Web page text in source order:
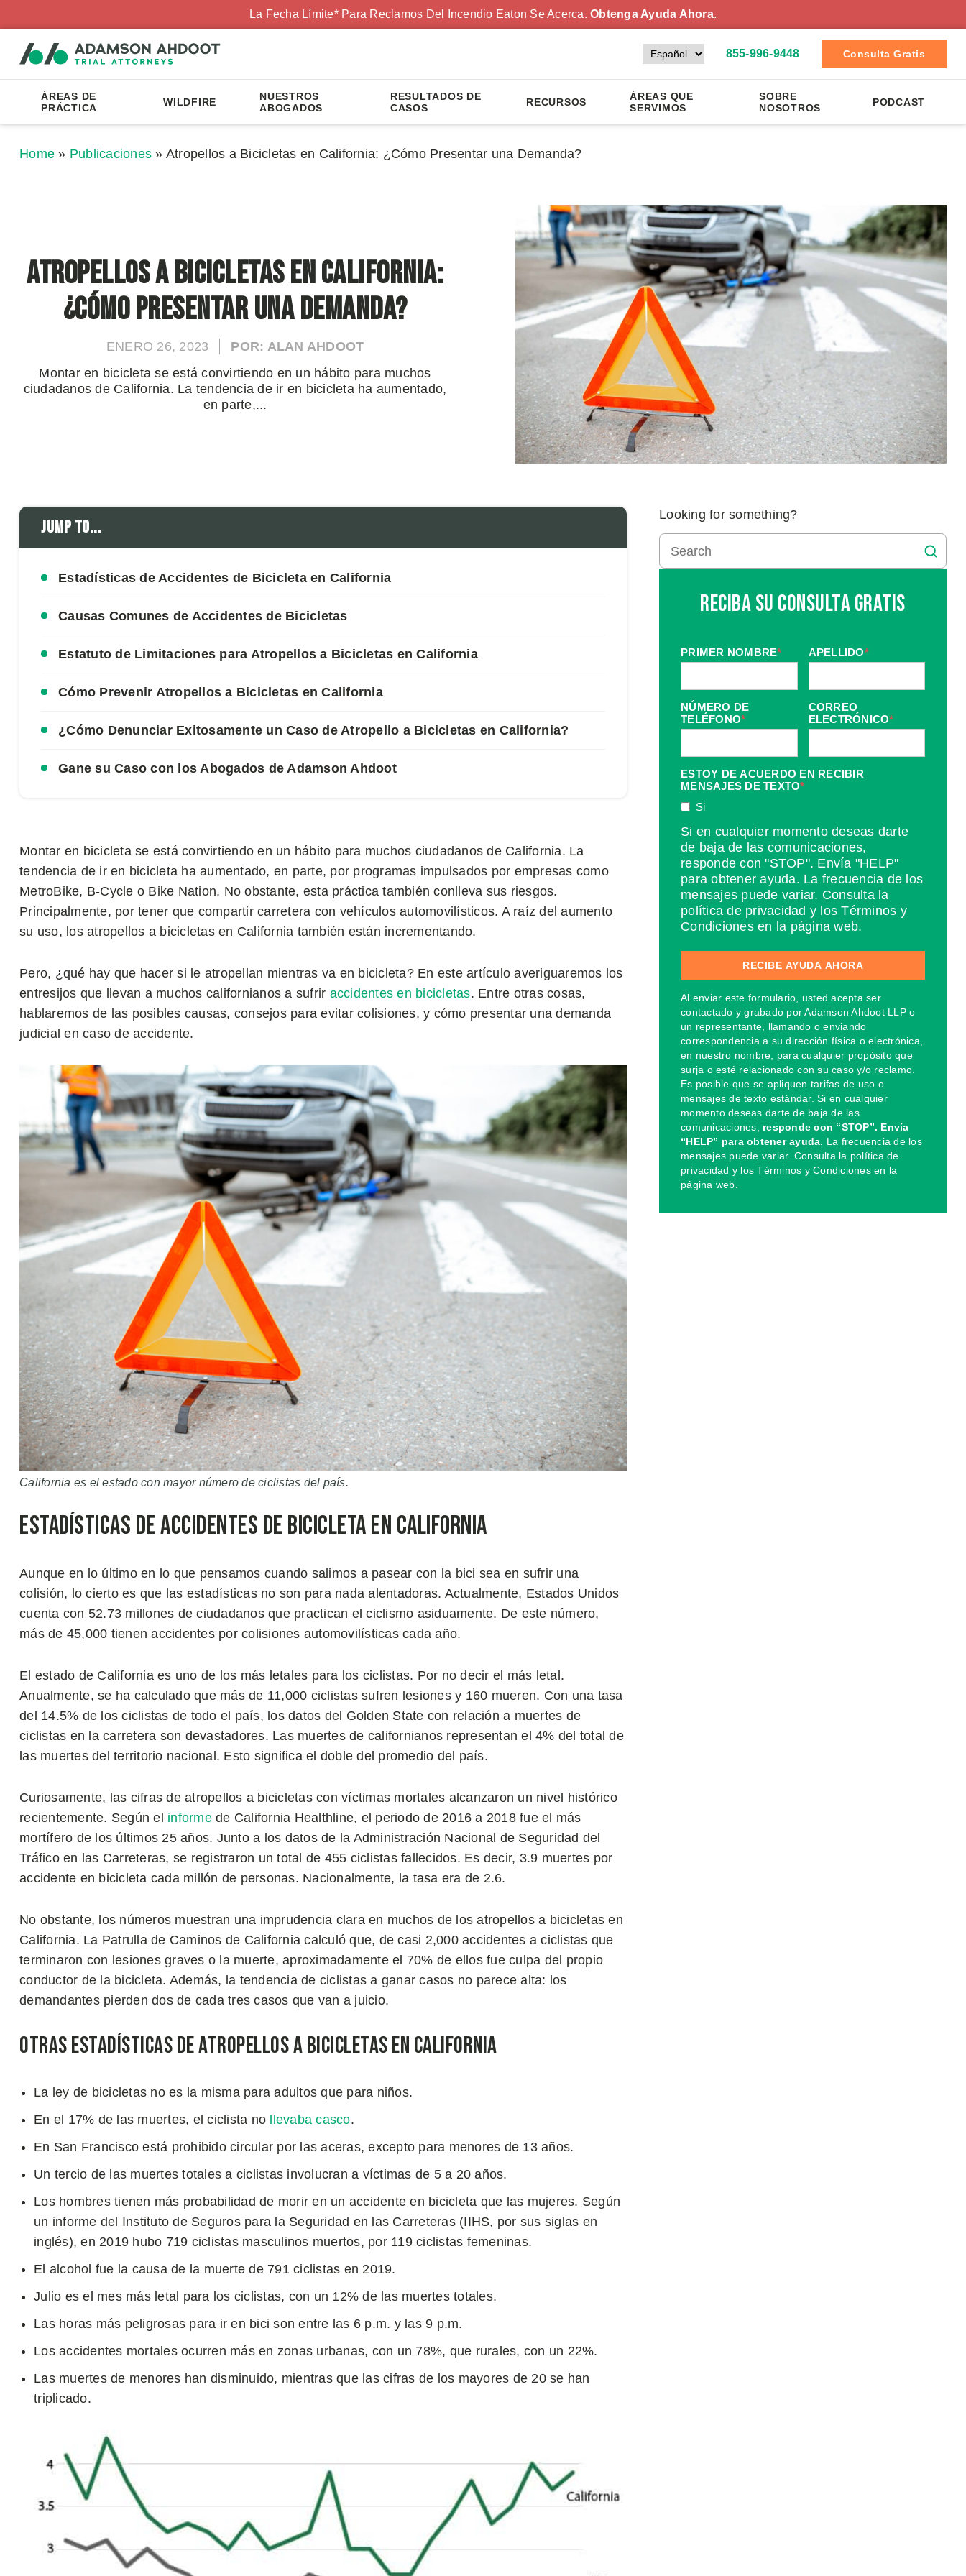
La Fecha Límite* Para Reclamos Del Incendio Eaton Se Acerca.Obtenga Ayuda Ahora.
855-996-9448 Consulta Gratis
ÁREAS DE
PRÁCTICA
WILDFIRE
NUESTROS
ABOGADOS
RESULTADOS DE
CASOS
RECURSOS
ÁREAS QUE
SERVIMOS
SOBRE
NOSOTROS
PODCAST
Home » Publicaciones » Atropellos a Bicicletas en California: ¿Cómo Presentar una Demanda?
Atropellos a Bicicletas en California:
¿Cómo Presentar una Demanda?
ENERO 26, 2023
POR: ALAN AHDOOT
Montar en bicicleta se está convirtiendo en un hábito para muchos
ciudadanos de California. La tendencia de ir en bicicleta ha aumentado,
en parte,...
Jump to...
Estadísticas de Accidentes de Bicicleta en California
Causas Comunes de Accidentes de Bicicletas
Estatuto de Limitaciones para Atropellos a Bicicletas en California
Cómo Prevenir Atropellos a Bicicletas en California
¿Cómo Denunciar Exitosamente un Caso de Atropello a Bicicletas en California?
Gane su Caso con los Abogados de Adamson Ahdoot
Montar en bicicleta se está convirtiendo en un hábito para muchos ciudadanos de California. La
tendencia de ir en bicicleta ha aumentado, en parte, por programas impulsados por empresas como
MetroBike, B-Cycle o Bike Nation. No obstante, esta práctica también conlleva sus riesgos.
Principalmente, por tener que compartir carretera con vehículos automovilísticos. A raíz del aumento
su uso, los atropellos a bicicletas en California también están incrementando.
Pero, ¿qué hay que hacer si le atropellan mientras va en bicicleta? En este artículo averiguaremos los
entresijos que llevan a muchos californianos a sufrir accidentes en bicicletas. Entre otras cosas,
hablaremos de las posibles causas, consejos para evitar colisiones, y cómo presentar una demanda
judicial en caso de accidente.
California es el estado con mayor número de ciclistas del país.
Estadísticas de Accidentes de Bicicleta en California
Aunque en lo último en lo que pensamos cuando salimos a pasear con la bici sea en sufrir una
colisión, lo cierto es que las estadísticas no son para nada alentadoras. Actualmente, Estados Unidos
cuenta con 52.73 millones de ciudadanos que practican el ciclismo asiduamente. De este número,
más de 45,000 tienen accidentes por colisiones automovilísticas cada año.
El estado de California es uno de los más letales para los ciclistas. Por no decir el más letal.
Anualmente, se ha calculado que más de 11,000 ciclistas sufren lesiones y 160 mueren. Con una tasa
del 14.5% de los ciclistas de todo el país, los datos del Golden State con relación a muertes de
ciclistas en la carretera son devastadores. Las muertes de californianos representan el 4% del total de
las muertes del territorio nacional. Esto significa el doble del promedio del país.
Curiosamente, las cifras de atropellos a bicicletas con víctimas mortales alcanzaron un nivel histórico
recientemente. Según el informede California Healthline, el periodo de 2016 a 2018 fue el más
mortífero de los últimos 25 años. Junto a los datos de la Administración Nacional de Seguridad del
Tráfico en las Carreteras, se registraron un total de 455 ciclistas fallecidos. Es decir, 3.9 muertes por
accidente en bicicleta cada millón de personas. Nacionalmente, la tasa era de 2.6.
No obstante, los números muestran una imprudencia clara en muchos de los atropellos a bicicletas en
California. La Patrulla de Caminos de California calculó que, de casi 2,000 accidentes a ciclistas que
terminaron con lesiones graves o la muerte, aproximadamente el 70% de ellos fue culpa del propio
conductor de la bicicleta. Además, la tendencia de ciclistas a ganar casos no parece alta: los
demandantes pierden dos de cada tres casos que van a juicio.
Otras Estadísticas de Atropellos a Bicicletas en California
La ley de bicicletas no es la misma para adultos que para niños.
En el 17% de las muertes, el ciclista no
llevaba casco.
En San Francisco está prohibido circular por las aceras, excepto para menores de 13 años.
Un tercio de las muertes totales a ciclistas involucran a víctimas de 5 a 20 años.
Los hombres tienen más probabilidad de morir en un accidente en bicicleta que las mujeres. Según
un informe del Instituto de Seguros para la Seguridad en las Carreteras (IIHS, por sus siglas en
inglés), en 2019 hubo 719 ciclistas masculinos muertos, por 119 ciclistas femeninas.
El alcohol fue la causa de la muerte de 791 ciclistas en 2019.
Julio es el mes más letal para los ciclistas, con un 12% de las muertes totales.
Las horas más peligrosas para ir en bici son entre las 6 p.m. y las 9 p.m.
Los accidentes mortales ocurren más en zonas urbanas, con un 78%, que rurales, con un 22%.
Las muertes de menores han disminuido, mientras que las cifras de los mayores de 20 se han
triplicado.
Looking for something?
Reciba Su Consulta Gratis
PRIMER NOMBRE* APELLIDO*
NÚMERO DE
TELÉFONO*
CORREO
ELECTRÓNICO*
ESTOY DE ACUERDO EN RECIBIR
MENSAJES DE TEXTO*
Si
Si en cualquier momento deseas darte
de baja de las comunicaciones,
responde con "STOP". Envía "HELP"
para obtener ayuda. La frecuencia de los
mensajes puede variar. Consulta la
política de privacidad y los Términos y
Condiciones en la página web.
Al enviar este formulario, usted acepta ser
contactado y grabado por Adamson Ahdoot LLP o
un representante, llamando o enviando
correspondencia a su dirección física o electrónica,
en nuestro nombre, para cualquier propósito que
surja o esté relacionado con su caso y/o reclamo.
Es posible que se apliquen tarifas de uso o
mensajes de texto estándar. Si en cualquier
momento deseas darte de baja de las
comunicaciones, responde con “STOP”. Envía
“HELP” para obtener ayuda. La frecuencia de los
mensajes puede variar. Consulta la política de
privacidad y los Términos y Condiciones en la
página web.